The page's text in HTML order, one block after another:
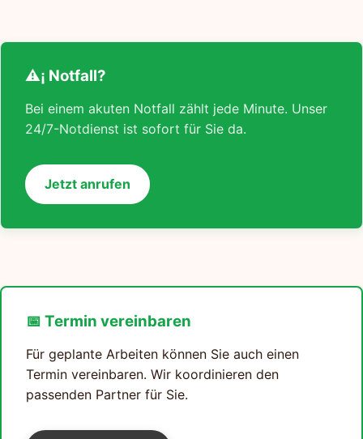
⚠¡ Notfall?
Bei einem akuten Notfall zählt jede Minute. Unser
24/7-Notdienst ist sofort für Sie da.
Jetzt anrufen
📅 Termin vereinbaren
Für geplante Arbeiten können Sie auch einen
Termin vereinbaren. Wir koordinieren den
passenden Partner für Sie.